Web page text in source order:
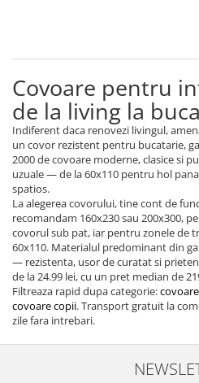
Covoare pentru
de la living la
Indiferent daca renovezi livingul,
un covor rezistent pentru bucatarie,
2000 de covoare moderne, clasice si
uzuale — de la 60x110 pentru hol
spatios.
La alegerea covorului, tine cont de
recomandam 160x230 sau 200x300,
covorul sub pat, iar pentru zonele de
60x110. Materialul predominant din
— rezistenta, usor de curatat si
de la 24.99 lei, cu un pret median de
Filtreaza rapid dupa categorie:
covoare copii. Transport gratuit la
zile fara intrebari.